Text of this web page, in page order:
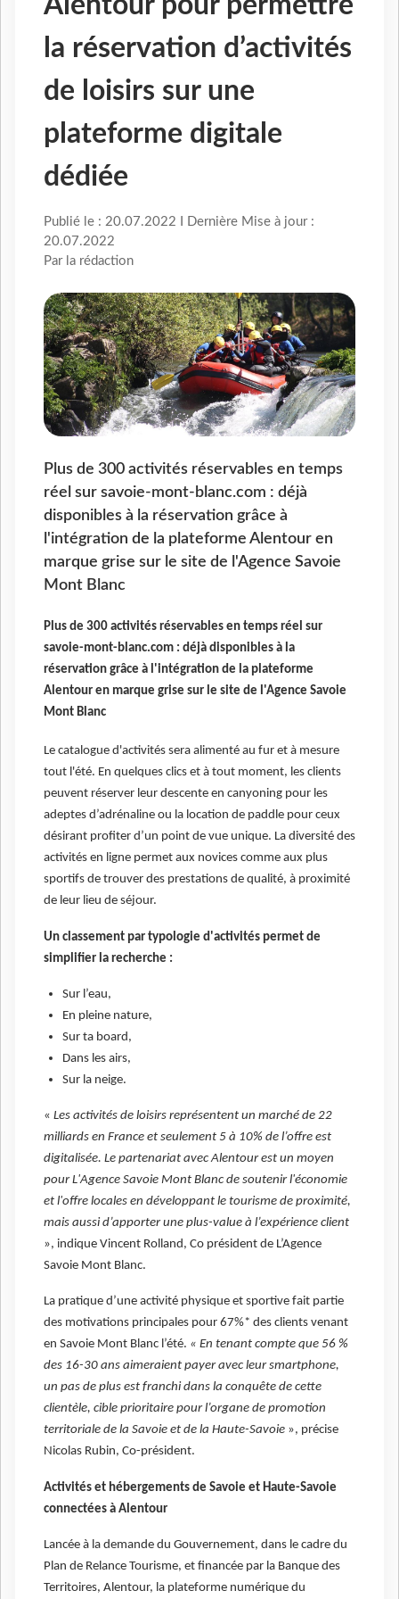
la réservation d’activités
de loisirs sur une
plateforme digitale
dédiée
Publié le : 20.07.2022 I Dernière Mise à jour :
20.07.2022
Par la rédaction
Plus de 300 activités réservables en temps
réel sur savoie-mont-blanc.com : déjà
disponibles à la réservation grâce à
l'intégration de la plateforme Alentour en
marque grise sur le site de l'Agence Savoie
Mont Blanc
Plus de 300 activités réservables en temps réel sur
savoie-mont-blanc.com : déjà disponibles à la
réservation grâce à l'intégration de la plateforme
Alentour en marque grise sur le site de l'Agence Savoie
Mont Blanc
Le catalogue d'activités sera alimenté au fur et à mesure
tout l'été. En quelques clics et à tout moment, les clients
peuvent réserver leur descente en canyoning pour les
adeptes d’adrénaline ou la location de paddle pour ceux
désirant profiter d’un point de vue unique. La diversité des
activités en ligne permet aux novices comme aux plus
sportifs de trouver des prestations de qualité, à proximité
de leur lieu de séjour.
Un classement par typologie d'activités permet de
simplifier la recherche :
Sur l’eau,
En pleine nature,
Sur ta board,
Dans les airs,
Sur la neige.
« Les activités de loisirs représentent un marché de 22
milliards en France et seulement 5 à 10% de l’offre est
digitalisée. Le partenariat avec Alentour est un moyen
pour L'Agence Savoie Mont Blanc de soutenir l'économie
et l'offre locales en développant le tourisme de proximité,
mais aussi d’apporter une plus-value à l’expérience client
», indique Vincent Rolland, Co président de L’Agence
Savoie Mont Blanc.
La pratique d’une activité physique et sportive fait partie
des motivations principales pour 67%* des clients venant
en Savoie Mont Blanc l’été. « En tenant compte que 56 %
des 16-30 ans aimeraient payer avec leur smartphone,
un pas de plus est franchi dans la conquête de cette
clientèle, cible prioritaire pour l’organe de promotion
territoriale de la Savoie et de la Haute-Savoie », précise
Nicolas Rubin, Co-président.
Activités et hébergements de Savoie et Haute-Savoie
connectées à Alentour
Lancée à la demande du Gouvernement, dans le cadre du
Plan de Relance Tourisme, et financée par la Banque des
Territoires, Alentour, la plateforme numérique du